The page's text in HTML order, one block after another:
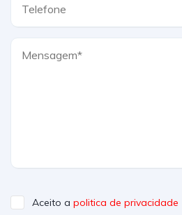
Aceito a politica de privacidade